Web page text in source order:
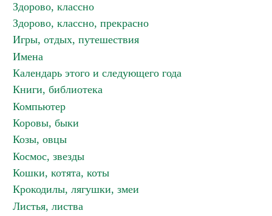
Здорово, классно
Здорово, классно, прекрасно
Игры, отдых, путешествия
Имена
Календарь этого и следующего года
Книги, библиотека
Компьютер
Коровы, быки
Козы, овцы
Космос, звезды
Кошки, котята, коты
Крокодилы, лягушки, змеи
Листья, листва